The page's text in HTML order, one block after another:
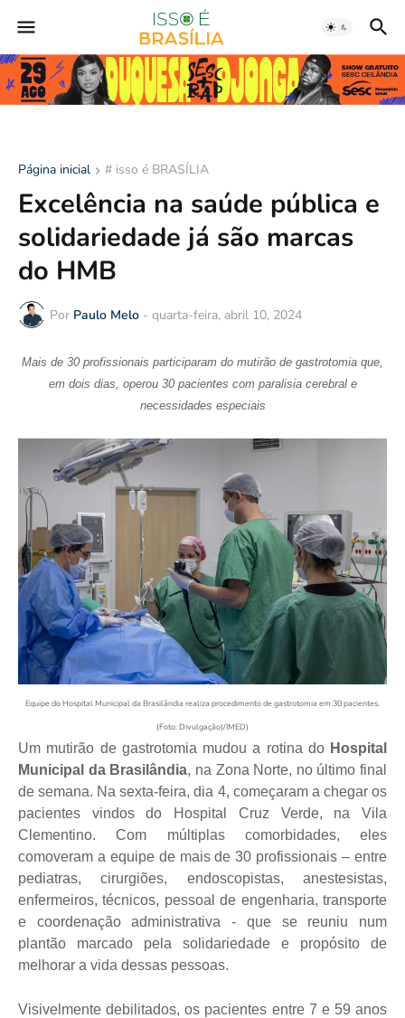
Página inicial # isso é BRASÍLIA
Excelência na saúde pública e
solidariedade já são marcas
do HMB
Por Paulo Melo - quarta-feira, abril 10, 2024
Mais de 30 profissionais participaram do mutirão de gastrotomia que,
em dois dias, operou 30 pacientes com paralisia cerebral e
necessidades especiais
Equipe do Hospital Municipal da Brasilândia realiza procedimento de gastrotomia em 30 pacientes.
(Foto: Divulgação)/IMED)
Um mutirão de gastrotomia mudou a rotina do Hospital
Municipal da Brasilândia, na Zona Norte, no último final
de semana. Na sexta-feira, dia 4, começaram a chegar os
pacientes vindos do Hospital Cruz Verde, na Vila
Clementino. Com múltiplas comorbidades, eles
comoveram a equipe de mais de 30 profissionais – entre
pediatras, cirurgiões, endoscopistas, anestesistas,
enfermeiros, técnicos, pessoal de engenharia, transporte
e coordenação administrativa - que se reuniu num
plantão marcado pela solidariedade e propósito de
melhorar a vida dessas pessoas.
Visivelmente debilitados, os pacientes entre 7 e 59 anos